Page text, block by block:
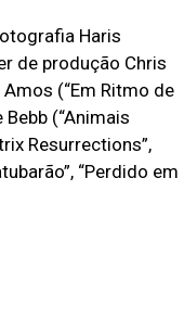
Haris
de produção Chris
(“Em Ritmo de
(“Animais
Resurrections”,
“Perdido em